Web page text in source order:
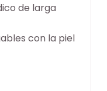
de larga
con la piel